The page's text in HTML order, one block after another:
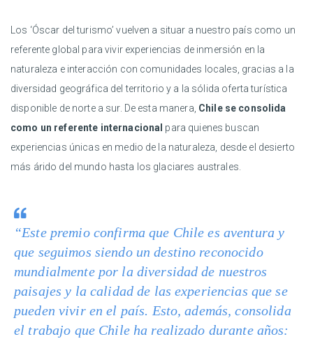
Los ‘Óscar del turismo’ vuelven a situar a nuestro país como un
referente global para vivir experiencias de inmersión en la
naturaleza e interacción con comunidades locales, gracias a la
diversidad geográfica del territorio y a la sólida oferta turística
disponible de norte a sur. De esta manera, Chile se consolida
como un referente internacional para quienes buscan
experiencias únicas en medio de la naturaleza, desde el desierto
más árido del mundo hasta los glaciares australes.
“Este premio confirma que Chile es aventura y
que seguimos siendo un destino reconocido
mundialmente por la diversidad de nuestros
paisajes y la calidad de las experiencias que se
pueden vivir en el país. Esto, además, consolida
el trabajo que Chile ha realizado durante años: